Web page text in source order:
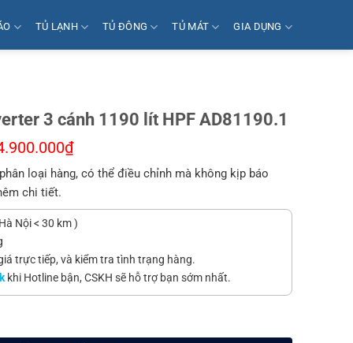
TỦ LẠNH TỦ ĐÔNG TỦ MÁT GIA DỤNG
3 cánh 1190 lít HPF AD81190.1
₫
loại hàng, có thể điều chỉnh mà không kịp báo
chi tiết.
Nội < 30 km )
trực tiếp, và kiểm tra tình trạng hàng.
khi Hotline bận, CSKH sẽ hỗ trợ bạn sớm nhất.